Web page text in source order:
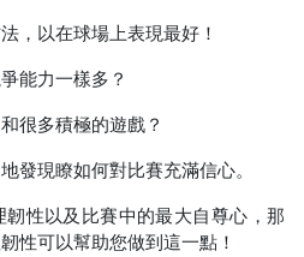
，以在球場上表現最好！
能力一樣多？
很多積極的遊戲？
發現瞭如何對比賽充滿信心。
性以及比賽中的最大自尊心，那
性可以幫助您做到這一點！